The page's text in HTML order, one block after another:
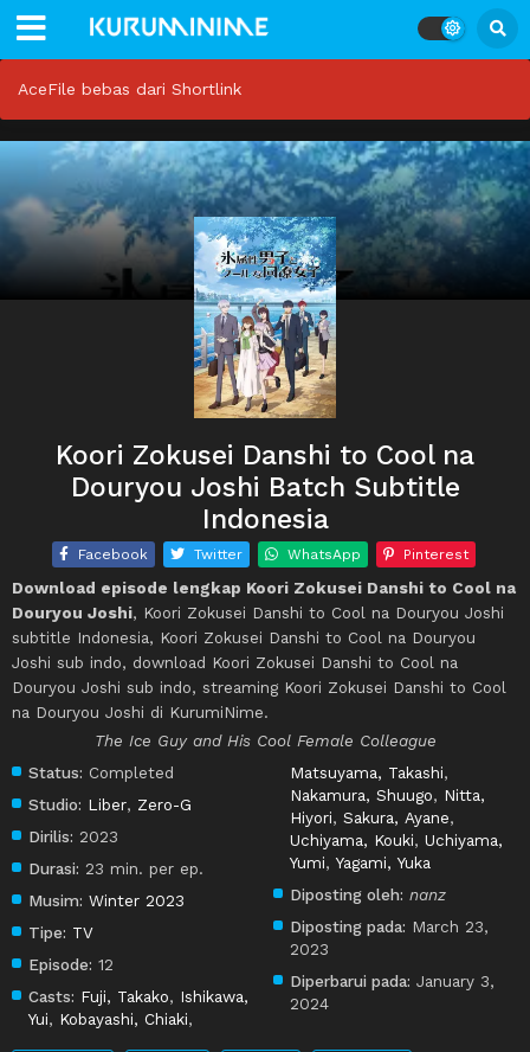
AceFile bebas dari Shortlink
Koori Zokusei Danshi to Cool na
Douryou Joshi Batch Subtitle
Indonesia
Facebook Twitter WhatsApp Pinterest
Download episode lengkap Koori Zokusei Danshi to Cool na
Douryou Joshi, Koori Zokusei Danshi to Cool na Douryou Joshi
subtitle Indonesia, Koori Zokusei Danshi to Cool na Douryou
Joshi sub indo, download Koori Zokusei Danshi to Cool na
Douryou Joshi sub indo, streaming Koori Zokusei Danshi to Cool
na Douryou Joshi di KurumiNime.
The Ice Guy and His Cool Female Colleague
Status: Completed
Studio: Liber, Zero-G
Dirilis: 2023
Durasi: 23 min. per ep.
Musim: Winter 2023
Tipe: TV
Episode: 12
Casts: Fuji, Takako, Ishikawa,
Yui, Kobayashi, Chiaki,
Matsuyama, Takashi,
Nakamura, Shuugo, Nitta,
Hiyori,Sakura, Ayane,
Uchiyama, Kouki,Uchiyama,
Yumi,Yagami, Yuka
Diposting oleh: nanz
Diposting pada: March 23,
2023
Diperbarui pada: January 3,
2024